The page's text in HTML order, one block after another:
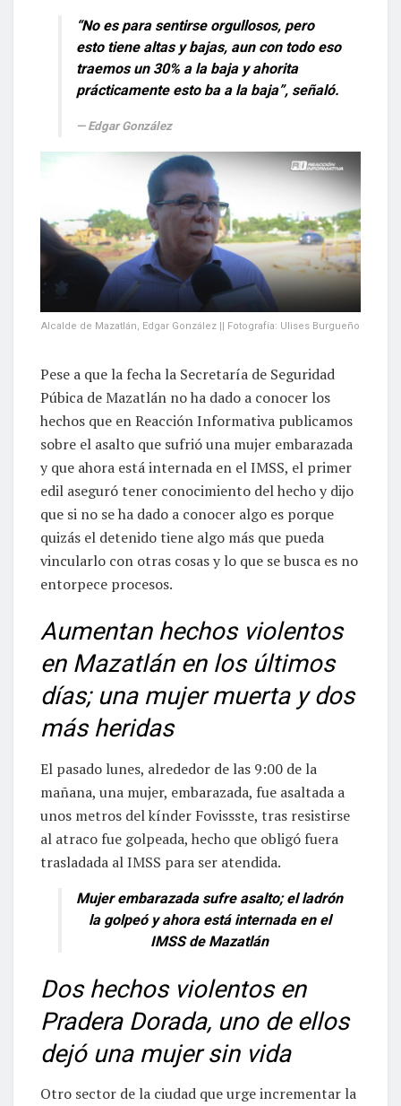
“No es para sentirse orgullosos, pero
esto tiene altas y bajas, aun con todo eso
traemos un 30% a la baja y ahorita
prácticamente esto ba a la baja”, señaló.
Edgar González
Alcalde de Mazatlán, Edgar González || Fotografía: Ulises Burgueño
Pese a que la fecha la Secretaría de Seguridad
Púbica de Mazatlán no ha dado a conocer los
hechos que en Reacción Informativa publicamos
sobre el asalto que sufrió una mujer embarazada
y que ahora está internada en el IMSS, el primer
edil aseguró tener conocimiento del hecho y dijo
que si no se ha dado a conocer algo es porque
quizás el detenido tiene algo más que pueda
vincularlo con otras cosas y lo que se busca es no
entorpece procesos.
Aumentan hechos violentos
en Mazatlán en los últimos
días; una mujer muerta y dos
más heridas
El pasado lunes, alrededor de las 9:00 de la
mañana, una mujer, embarazada, fue asaltada a
unos metros del kínder Fovissste, tras resistirse
al atraco fue golpeada, hecho que obligó fuera
trasladada al IMSS para ser atendida.
Mujer embarazada sufre asalto; el ladrón
la golpeó y ahora está internada en el
IMSS de Mazatlán
Dos hechos violentos en
Pradera Dorada, uno de ellos
dejó una mujer sin vida
Otro sector de la ciudad que urge incrementar la